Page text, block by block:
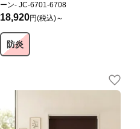
ーン- JC-6701-6708
18,920円(税込)～
防炎